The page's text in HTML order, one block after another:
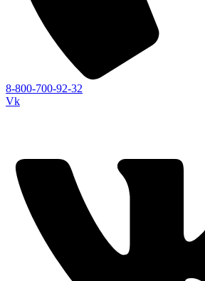
8-800-700-92-32
Vk